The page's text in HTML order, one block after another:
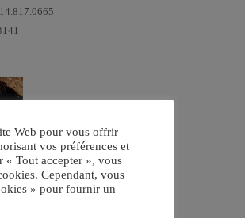
Web pour vous offrir
vos préférences et
« Tout accepter », vous
Cependant, vous
» pour fournir un